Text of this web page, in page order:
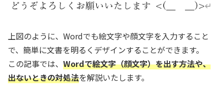
上図のように、Wordでも絵文字や顔文字を入力すること
で、簡単に文書を明るくデザインすることができます。
この記事では、 Wordで絵文字（顔文字）を出す方法や、
出ないときの対処法を解説いたします。